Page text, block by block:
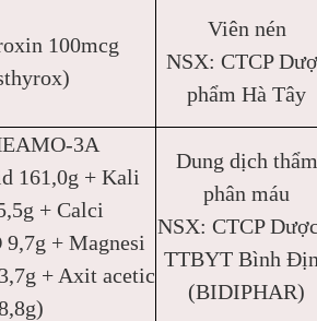
100mcg
Viên nén
NSX: CTCP
phẩm Hà Tây
3A
161,0g + Kali
+ Calci
+ Magnesi
+ Axit acetic
Dung dịch thẩm
phân máu
NSX: CTCP
TTBYT Bình
(BIDIPHAR)